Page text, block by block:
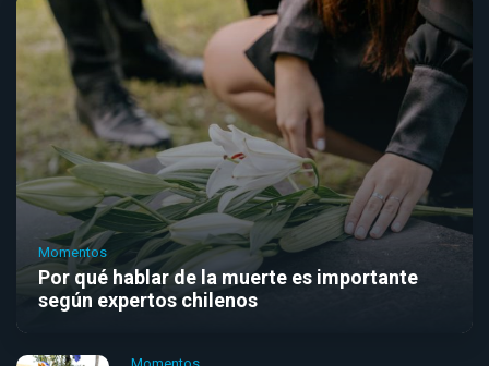
Momentos
Por qué hablar de la muerte es importante
según expertos chilenos